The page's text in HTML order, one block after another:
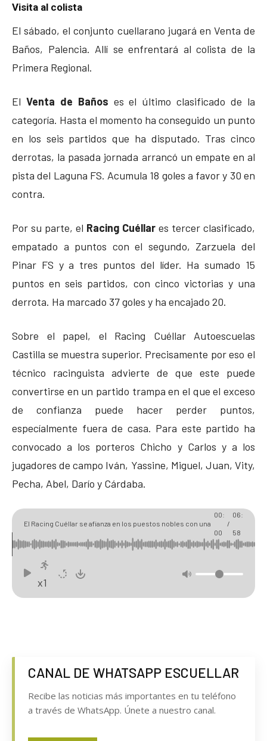
Visita al colista
El sábado, el conjunto cuellarano jugará en Venta de
Baños, Palencia. Allí se enfrentará al colista de la
Primera Regional.
El Venta de Baños es el último clasificado de la
categoría. Hasta el momento ha conseguido un punto
en los seis partidos que ha disputado. Tras cinco
derrotas, la pasada jornada arrancó un empate en al
pista del Laguna FS. Acumula 18 goles a favor y 30 en
contra.
Por su parte, el Racing Cuéllar es tercer clasificado,
empatado a puntos con el segundo, Zarzuela del
Pinar FS y a tres puntos del líder. Ha sumado 15
puntos en seis partidos, con cinco victorias y una
derrota. Ha marcado 37 goles y ha encajado 20.
Sobre el papel, el Racing Cuéllar Autoescuelas
Castilla se muestra superior. Precisamente por eso el
técnico racinguista advierte de que este puede
convertirse en un partido trampa en el que el exceso
de confianza puede hacer perder puntos,
especíalmente fuera de casa. Para este partido ha
convocado a los porteros Chicho y Carlos y a los
jugadores de campo Iván, Yassine, Miguel, Juan, Vity,
Pecha, Abel, Darío y Cárdaba.
El Racing Cuéllar se afianza en los puestos nobles con una
abultada goleada al Ciudad de Toro
00:
00
/
06:
58
x1
CANAL DE WHATSAPP ESCUELLAR
Recibe las noticias más importantes en tu teléfono
a través de WhatsApp. Únete a nuestro canal.